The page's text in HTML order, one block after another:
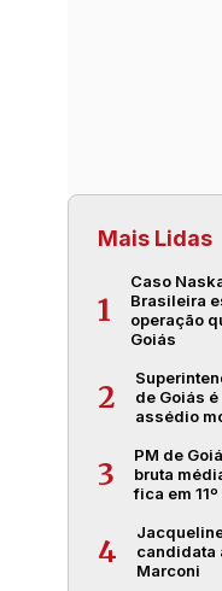
Mais Lidas
1
Caso
Brasileira
operação
Goiás
2
de Goiás
assédio
3
PM de
bruta
fica em 11º
4
candidata
Marconi